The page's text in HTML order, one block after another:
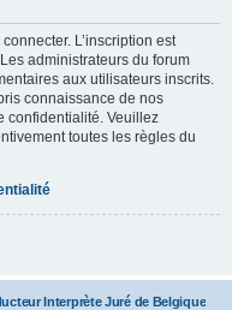
L’inscription est
administrateurs du forum
aux utilisateurs inscrits.
connaissance de nos
confidentialité. Veuillez
toutes les règles du
Interprète Juré de Belgique